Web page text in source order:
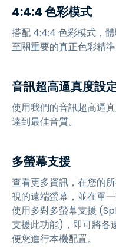
4:4:4 色彩模式
搭配 4:4:4 色彩模式，
至關重要的真正色彩精準
音訊超高逼真度設
使用我們的音訊超高逼
達到最佳音質。
多螢幕支援
查看更多資訊，在您的
視的遠端螢幕，並在單
使用多對多螢幕支援
支援此功能)，即可將各
便您進行本機配置。